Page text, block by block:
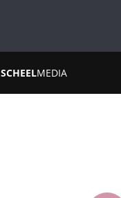
SCHEELMEDIA